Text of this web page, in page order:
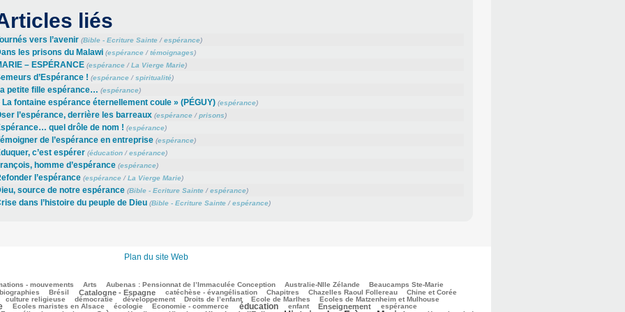
liés
vers l’avenir (Bible - Ecriture Sainte/espérance)
les prisons du Malawi (espérance/témoignages)
– ESPÉRANCE (espérance/La Vierge Marie)
d’Espérance ! (espérance/spiritualité)
petite fille espérance… (espérance)
La fontaine espérance éternellement coule » (PÉGUY) (espérance)
l’espérance, derrière les barreaux (espérance/prisons)
quel drôle de nom ! (espérance)
de l’espérance en entreprise (espérance)
c’est espérer (éducation/espérance)
homme d’espérance (espérance)
l’espérance (espérance/La Vierge Marie)
source de notre espérance (Bible - Ecriture Sainte/espérance)
dans l’histoire du peuple de Dieu (Bible - Ecriture Sainte/espérance)
Plan du site Web
- mouvements Arts Aubenas : Pensionnat de l’Immaculée Conception Australie-Nlle Zélande Beaucamps Ste-Marie
biographies Brésil Catalogne - Espagne catéchèse - évangélisation Chapitres Chazelles Raoul Follereau Chine et Corée
culture religieuse démocratie développement Droits de l’enfant Ecole de Marlhes Ecoles de Matzenheim et Mulhouse
Ecoles maristes en Alsace écologie Economie - commerce éducation enfant Enseignement espérance